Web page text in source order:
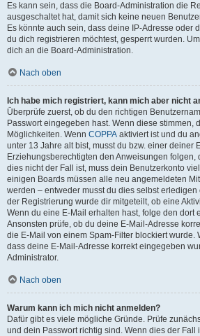
Es kann sein, dass die Board-Administration die
ausgeschaltet hat, damit sich keine neuen
Es könnte auch sein, dass deine IP-Adresse oder
du dich registrieren möchtest, gesperrt wurden.
dich an die Board-Administration.
Nach oben
Ich habe mich registriert, kann mich aber nicht
Überprüfe zuerst, ob du den richtigen
Passwort eingegeben hast. Wenn diese stimmen,
Möglichkeiten. Wenn COPPA aktiviert ist und du
unter 13 Jahre alt bist, musst du bzw. einer deiner
Erziehungsberechtigten den Anweisungen folgen,
dies nicht der Fall ist, muss dein Benutzerkonto
einigen Boards müssen alle neu angemeldeten
werden – entweder musst du dies selbst erledigen
der Registrierung wurde dir mitgeteilt, ob eine
Wenn du eine E-Mail erhalten hast, folge den dort
Ansonsten prüfe, ob du deine E-Mail-Adresse
die E-Mail von einem Spam-Filter blockiert wurde.
dass deine E-Mail-Adresse korrekt eingegeben
Administrator.
Nach oben
Warum kann ich mich nicht anmelden?
Dafür gibt es viele mögliche Gründe. Prüfe
und dein Passwort richtig sind. Wenn dies der Fall